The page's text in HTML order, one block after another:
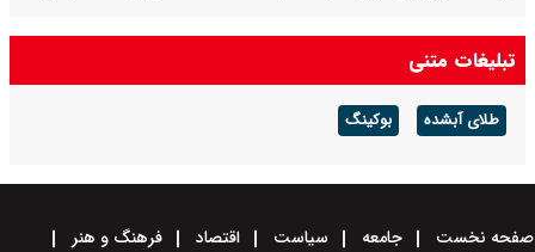
قیمت دلار توافقی امروز شنبه ۱۷ مرداد ۱۴۰۵ اعلام شد
تبلیغات متنی
طلای آبشده بوکینگ
صفحه نخست جامعه سیاست اقتصاد
فرهنگ و هنر